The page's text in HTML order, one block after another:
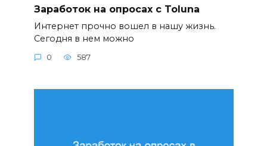
Заработок на опросах с Toluna
Интернет прочно вошел в нашу жизнь.
Сегодня в нем можно
0 587